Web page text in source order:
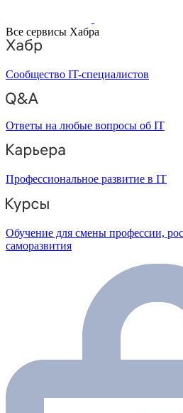
Все сервисы Хабра
Сообщество IT-специалистов
Ответы на любые вопросы об IT
Профессиональное развитие в IT
Обучение для смены профессии,
саморазвития